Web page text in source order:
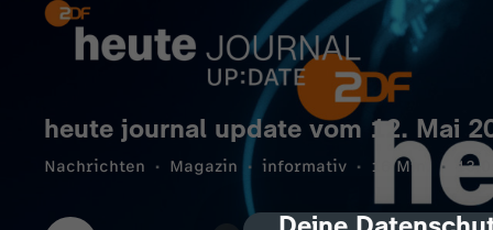
heute journal update vom 12. Mai
Nachrichten Magazin informativ 16 Min.